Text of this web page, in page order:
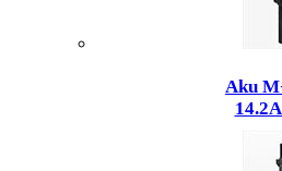
Aku